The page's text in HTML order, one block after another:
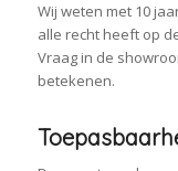
Wij weten met 10
alle recht heeft op
Vraag in de
betekenen.